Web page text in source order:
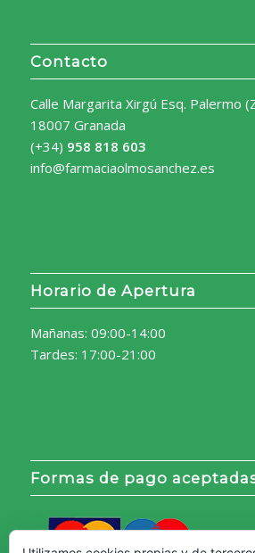
Contacto
Calle Margarita Xirgú Esq. Palermo
18007 Granada
(+34) 958 818 603
info@farmaciaolmosanchez.es
Horario de Apertura
Mañanas: 09:00-14:00
Tardes: 17:00-21:00
Formas de pago